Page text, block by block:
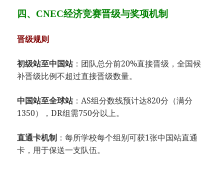
四、CNEC经济竞赛​晋级与奖项机制​
​晋级规则​
​初级站至中国站​​：团队总分前20%直接晋级，全国候
补晋级比例不超过直接晋级数量。
​中国站至全球站​​：AS组分数线预计达820分（满分
1350），DR组需750分以上。
​直通卡机制​ ​：每所学校每个组别可获1张中国站直通
卡，用于保送一支队伍。